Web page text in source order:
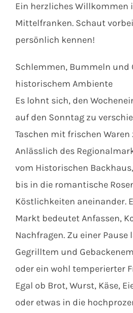
Ein herzliches Willkommen
Mittelfranken. Schaut
persönlich kennen!
Schlemmen, Bummeln und
historischem Ambiente
Es lohnt sich, den
auf den Sonntag zu
Taschen mit frischen Waren
Anlässlich des
vom Historischen
bis in die romantische
Köstlichkeiten aneinander.
Markt bedeutet Anfassen,
Nachfragen. Zu einer
Gegrilltem und
oder ein wohl temperierter
Egal ob Brot, Wurst, Käse,
oder etwas in die